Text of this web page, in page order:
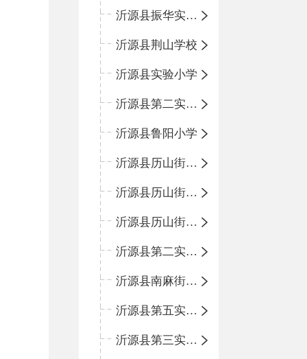
沂源县振华实验学校
沂源县荆山学校
沂源县实验小学
沂源县第二实验小学
沂源县鲁阳小学
沂源县历山街道办事处振兴路小学
沂源县历山街道办事处荆山路小学
沂源县历山街道办事处鲁山路小学
沂源县第二实验中学
沂源县南麻街道办事处中心小学
沂源县第五实验小学
沂源县第三实验小学